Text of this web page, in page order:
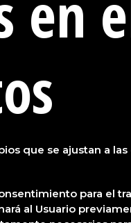
que se ajustan a
para el
al Usuario